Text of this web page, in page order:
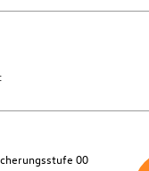
bis 31.12.2026.
00